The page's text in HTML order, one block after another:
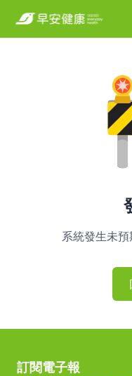
系統發生未預
訂閱電子報